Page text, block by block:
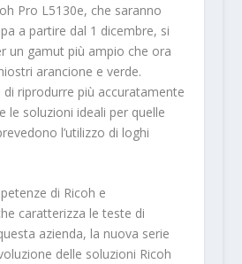
Pro L5130e, che saranno
a partire dal 1 dicembre, si
un gamut più ampio che ora
arancione e verde.
riprodurre più accuratamente
le soluzioni ideali per quelle
l’utilizzo di loghi
di Ricoh e
caratterizza le teste di
azienda, la nuova serie
delle soluzioni Ricoh